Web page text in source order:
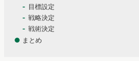
目標設定
戦略決定
戦術決定
● まとめ